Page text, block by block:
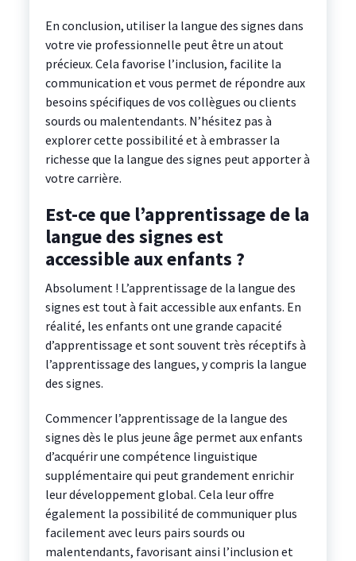
En conclusion, utiliser la langue des signes dans
votre vie professionnelle peut être un atout
précieux. Cela favorise l’inclusion, facilite la
communication et vous permet de répondre aux
besoins spécifiques de vos collègues ou clients
sourds ou malentendants. N’hésitez pas à
explorer cette possibilité et à embrasser la
richesse que la langue des signes peut apporter à
votre carrière.
Est-ce que l’apprentissage de la
langue des signes est
accessible aux enfants ?
Absolument ! L’apprentissage de la langue des
signes est tout à fait accessible aux enfants. En
réalité, les enfants ont une grande capacité
d’apprentissage et sont souvent très réceptifs à
l’apprentissage des langues, y compris la langue
des signes.
Commencer l’apprentissage de la langue des
signes dès le plus jeune âge permet aux enfants
d’acquérir une compétence linguistique
supplémentaire qui peut grandement enrichir
leur développement global. Cela leur offre
également la possibilité de communiquer plus
facilement avec leurs pairs sourds ou
malentendants, favorisant ainsi l’inclusion et